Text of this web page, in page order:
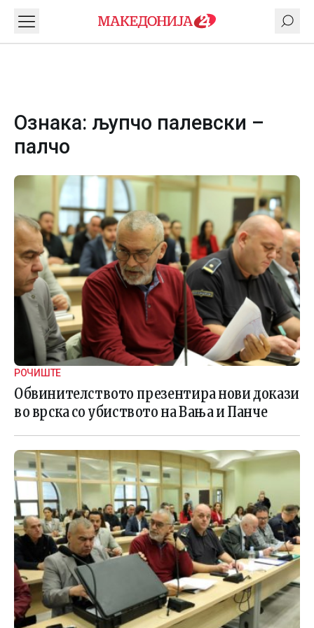
Ознака: љупчо палевски –
палчо
РОЧИШТЕ
Обвинителството презентира нови докази
во врска со убиството на Вања и Панче